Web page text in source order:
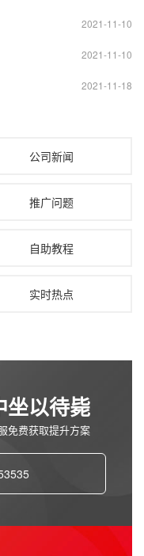
2021-11-10
2021-11-10
2021-11-18
公司新闻
推广问题
自助教程
实时热点
坐以待毙
免费获取提升方案